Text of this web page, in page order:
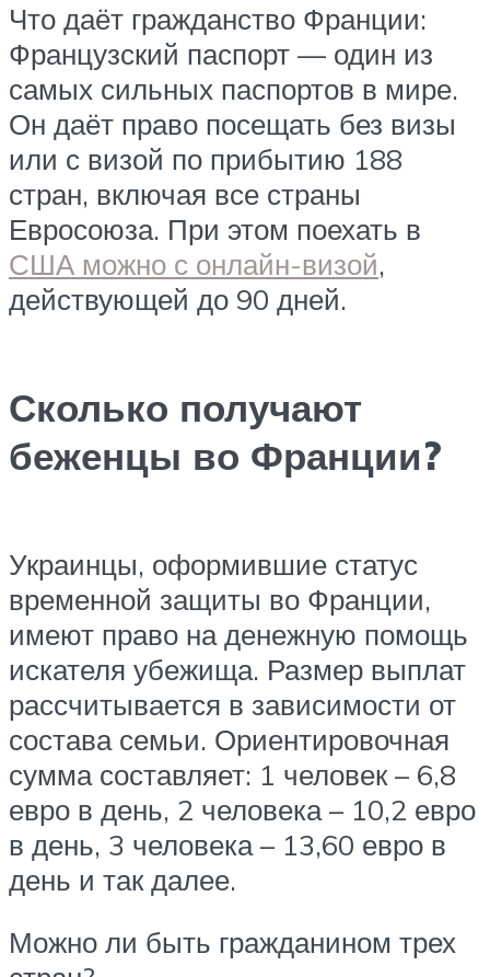
Что даёт гражданство Франции:
Французский паспорт — один из
самых сильных паспортов в мире.
Он даёт право посещать без визы
или с визой по прибытию 188
стран, включая все страны
Евросоюза. При этом поехать в
США можно с онлайн-визой,
действующей до 90 дней.
Сколько получают
беженцы во Франции?
Украинцы, оформившие статус
временной защиты во Франции,
имеют право на денежную помощь
искателя убежища. Размер выплат
рассчитывается в зависимости от
состава семьи. Ориентировочная
сумма составляет: 1 человек – 6,8
евро в день, 2 человека – 10,2 евро
в день, 3 человека – 13,60 евро в
день и так далее.
Можно ли быть гражданином трех